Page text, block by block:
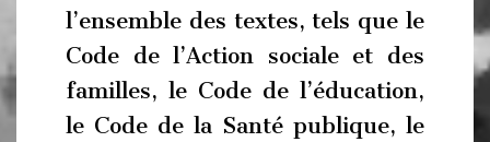
l’ensemble des textes, tels que le
Code de l’Action sociale et des
familles, le Code de l’éducation,
le Code de la Santé publique, le